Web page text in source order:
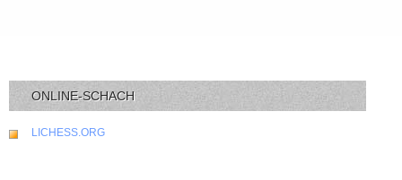
ONLINE-SCHACH
LICHESS.ORG